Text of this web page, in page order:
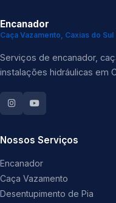
Encanador
Caça Vazamento, Caxias do Sul
Serviços de encanador,
instalações hidráulicas em
Nossos Serviços
Encanador
Caça Vazamento
Desentupimento de Pia